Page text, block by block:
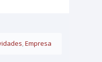
,Empresa